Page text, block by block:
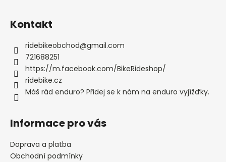
Kontakt
ridebikeobchod@gmail.com
721688251
https://m.facebook.com/BikeRideshop/
ridebike.cz
Máš rád enduro? Přidej se k nám na enduro vyjížďky.
Informace pro vás
Doprava a platba
Obchodní podmínky